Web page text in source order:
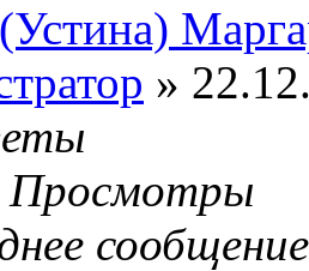
»
Просмотры